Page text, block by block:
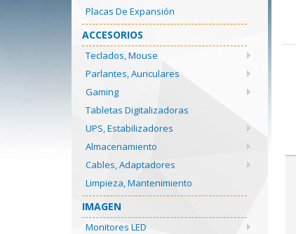
Placas De Expansión
ACCESORIOS
Teclados, Mouse
Parlantes, Auriculares
Gaming
Tabletas Digitalizadoras
UPS, Estabilizadores
Almacenamiento
Cables, Adaptadores
Limpieza, Mantenimiento
IMAGEN
Monitores LED